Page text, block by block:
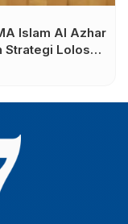
Islam Al Azhar
Strategi Lolos